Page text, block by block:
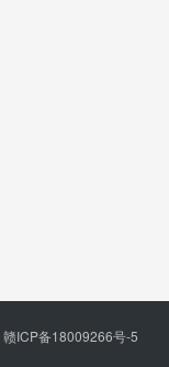
赣ICP备18009266号-5